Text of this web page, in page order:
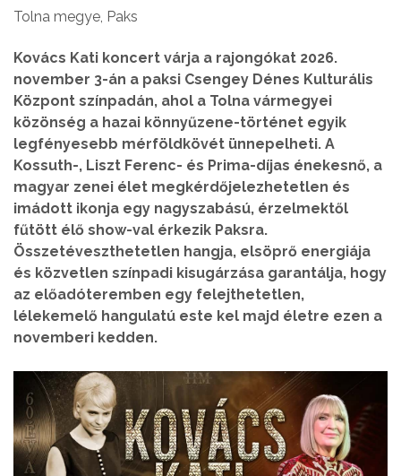
Tolna megye, Paks
Kovács Kati koncert várja a rajongókat 2026.
november 3-án a paksi Csengey Dénes Kulturális
Központ színpadán, ahol a Tolna vármegyei
közönség a hazai könnyűzene-történet egyik
legfényesebb mérföldkövét ünnepelheti. A
Kossuth-, Liszt Ferenc- és Prima-díjas énekesnő, a
magyar zenei élet megkérdőjelezhetetlen és
imádott ikonja egy nagyszabású, érzelmektől
fűtött élő show-val érkezik Paksra.
Összetéveszthetetlen hangja, elsöprő energiája
és közvetlen színpadi kisugárzása garantálja, hogy
az előadóteremben egy felejthetetlen,
lélekemelő hangulatú este kel majd életre ezen a
novemberi kedden.